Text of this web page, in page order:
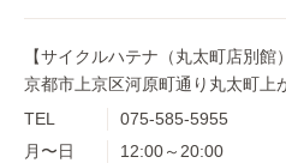
【サイクルハテナ（丸太町店別館
京都市上京区河原町通り丸太町上
TEL
075-585-5955
月〜日
12:00～20:00